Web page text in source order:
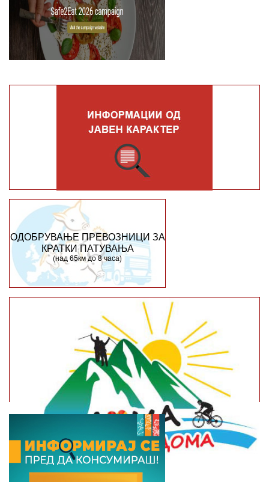
ОДОБРУВАЊЕ ПРЕВОЗНИЦИ ЗА
КРАТКИ ПАТУВАЊА
(над 65км до 8 часа)